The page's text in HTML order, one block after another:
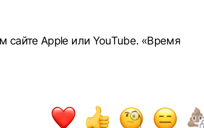
Apple или YouTube. «Время